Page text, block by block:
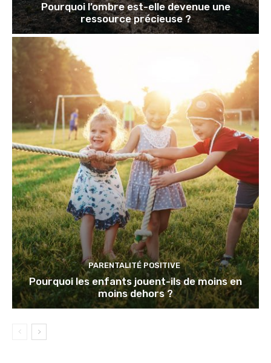
Pourquoi l’ombre est-elle devenue une
ressource précieuse ?
PARENTALITÉ POSITIVE
Pourquoi les enfants jouent-ils de moins en
moins dehors ?